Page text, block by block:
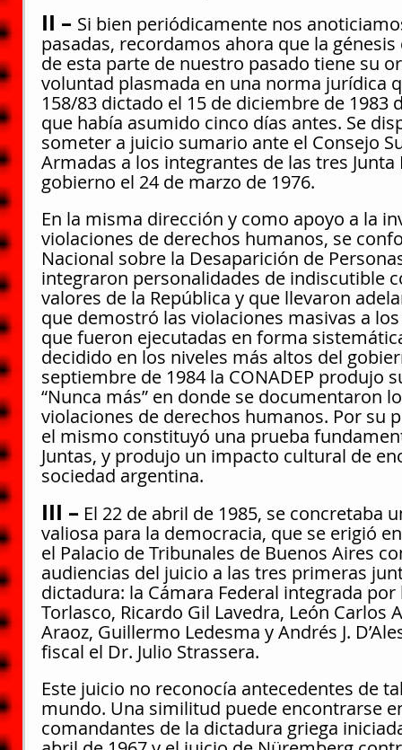
II – Si bien periódicamente nos
pasadas, recordamos ahora que la
de esta parte de nuestro pasado tiene su
voluntad plasmada en una norma jurídica
158/83 dictado el 15 de diciembre de
que había asumido cinco días antes. Se
someter a juicio sumario ante el Consejo
Armadas a los integrantes de las tres
gobierno el 24 de marzo de 1976.
En la misma dirección y como apoyo a la
violaciones de derechos humanos, se
Nacional sobre la Desaparición de
integraron personalidades de indiscutible
valores de la República y que llevaron
que demostró las violaciones masivas a
que fueron ejecutadas en forma
decidido en los niveles más altos del
septiembre de 1984 la CONADEP produjo
“Nunca más” en donde se documentaron
violaciones de derechos humanos. Por su
el mismo constituyó una prueba
Juntas, y produjo un impacto cultural de
sociedad argentina.
III – El 22 de abril de 1985, se concretaba
valiosa para la democracia, que se erigió
el Palacio de Tribunales de Buenos Aires
audiencias del juicio a las tres primeras
dictadura: la Cámara Federal integrada
Torlasco, Ricardo Gil Lavedra, León Carlos
Araoz, Guillermo Ledesma y Andrés J.
fiscal el Dr. Julio Strassera.
Este juicio no reconocía antecedentes de
mundo. Una similitud puede encontrarse
comandantes de la dictadura griega